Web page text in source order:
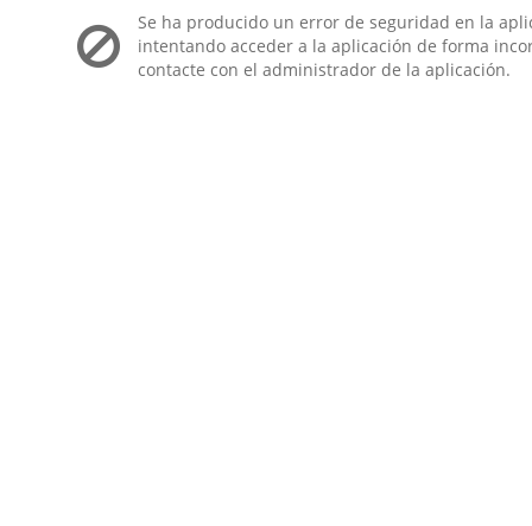
Se ha producido un error de seguridad en la
intentando acceder a la aplicación de forma
contacte con el administrador de la aplicación.